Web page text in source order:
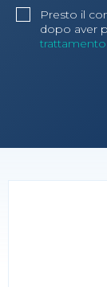
Presto il
dopo aver